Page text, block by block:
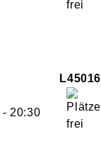
L45016
- 20:30